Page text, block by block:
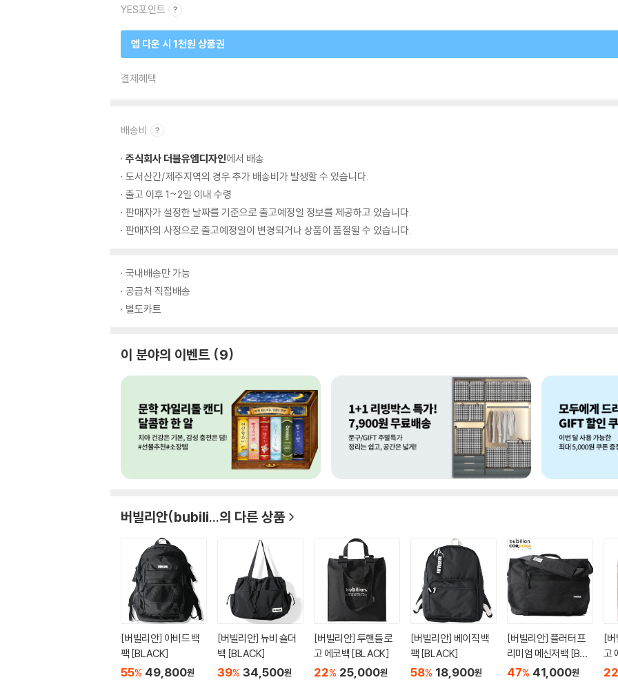
YES포인트
앱 다운 시 1천원 상품권
결제혜택
배송비
주식회사 더블유엠디자인에서 배송
도서산간/제주지역의 경우 추가 배송비가 발생할 수 있습니다.
출고 이후 1~2일 이내 수령
판매자가 설정한 날짜를 기준으로 출고예정일 정보를 제공하고 있습니다.
판매자의 사정으로 출고예정일이 변경되거나 상품이 품절될 수 있습니다.
국내배송만 가능
공급처 직접배송
별도카트
이 분야의 이벤트 9
버빌리안(bubili...의 다른 상품
[버빌리안] 아비드 백
팩 [BLACK]
55% 49,800원
[버빌리안] 뉴비 숄더
백 [BLACK]
39% 34,500원
[버빌리안] 투핸들 로
고 에코백 [BLACK]
22% 25,000원
[버빌리안] 베이직 백
팩 [BLACK]
58% 18,900원
[버빌리안] 플러터 프
리미엄 메신저백 [BLA
CK]
47% 41,000원
[버
고
22